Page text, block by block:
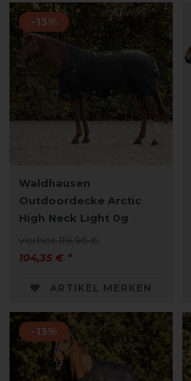
-13%
Waldhausen
Outdoordecke Arctic
High Neck Light 0g
vorher 119,95 €
104,35 € *
ARTIKEL MERKEN
-13%